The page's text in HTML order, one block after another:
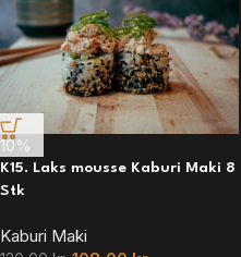
10%
K15. Laks mousse Kaburi Maki 8
Stk
Kaburi Maki